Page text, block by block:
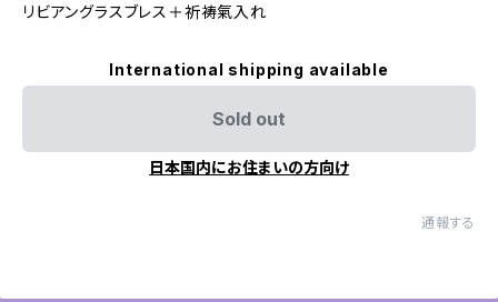
リビアングラスブレス＋祈祷氣入れ
International shipping available
Sold out
日本国内にお住まいの方向け
通報する